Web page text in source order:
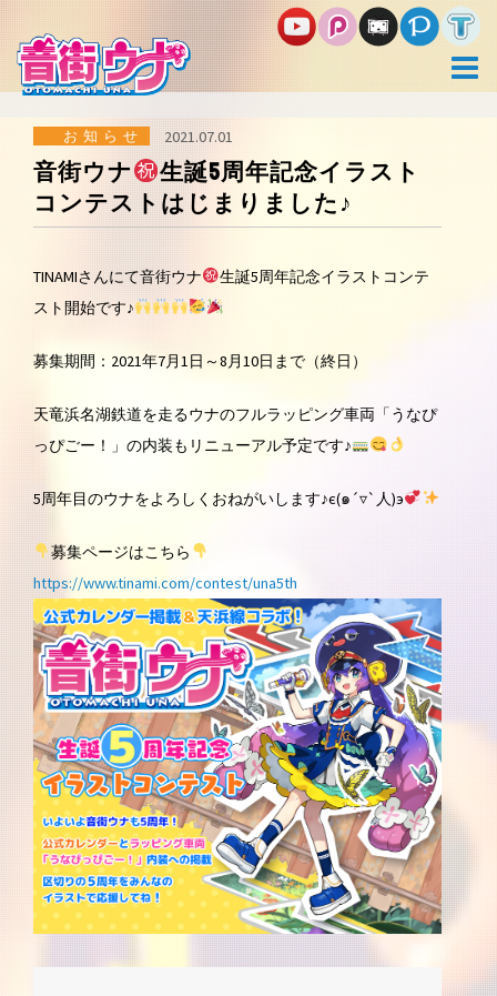
コ
ン
テ
ン
ツ
お知らせ 2021.07.01
音街ウナ
生誕5周年記念イラスト
コンテストはじまりました♪
TINAMIさんにて音街ウナ
生誕5周年記念イラストコンテ
スト開始です♪
募集期間：2021年7月1日～8月10日まで（終日）
天竜浜名湖鉄道を走るウナのフルラッピング車両「うなぴ
っぴごー！」の内装もリニューアル予定です♪
5周年目のウナをよろしくおねがいします♪є(๑´▿`人)э
募集ページはこちら
https://www.tinami.com/contest/una5th